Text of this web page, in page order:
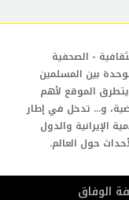
- الصحفية
بين المسلمين
الموقع لأهم
و... تدخل في إطار
الإيرانية والدول
حول العالم.
الوفاق